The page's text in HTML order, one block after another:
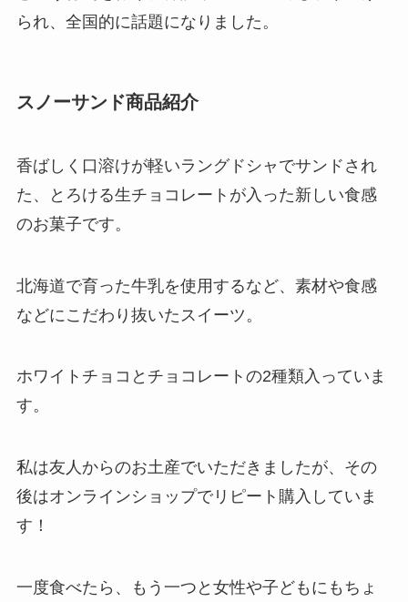
られ、全国的に話題になりました。
スノーサンド商品紹介
香ばしく口溶けが軽いラングドシャでサンドされ
た、とろける生チョコレートが入った新しい食感
のお菓子です。
北海道で育った牛乳を使用するなど、素材や食感
などにこだわり抜いたスイーツ。
ホワイトチョコとチョコレートの2種類入っていま
す。
私は友人からのお土産でいただきましたが、その
後はオンラインショップでリピート購入していま
す！
一度食べたら、もう一つと女性や子どもにもちょ